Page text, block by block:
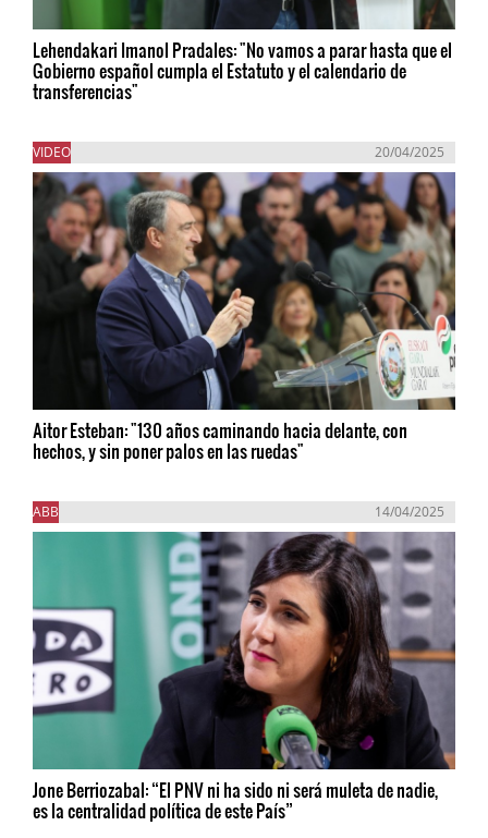
Lehendakari Imanol Pradales: "No vamos a parar hasta que el
Gobierno español cumpla el Estatuto y el calendario de
transferencias"
VIDEO 20/04/2025
Aitor Esteban: "130 años caminando hacia delante, con
hechos, y sin poner palos en las ruedas"
ABB 14/04/2025
Jone Berriozabal: “El PNV ni ha sido ni será muleta de nadie,
es la centralidad política de este País”